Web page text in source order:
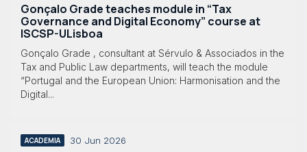
Gonçalo Grade teaches module in “Tax
Governance and Digital Economy” course at
ISCSP-ULisboa
Gonçalo Grade , consultant at Sérvulo & Associados in the
Tax and Public Law departments, will teach the module
“Portugal and the European Union: Harmonisation and the
Digital...
ACADEMIA 30 Jun 2026